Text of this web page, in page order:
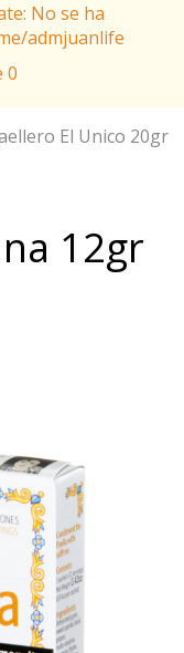
No se ha
admjuanlife
0
El Unico 20gr
12gr